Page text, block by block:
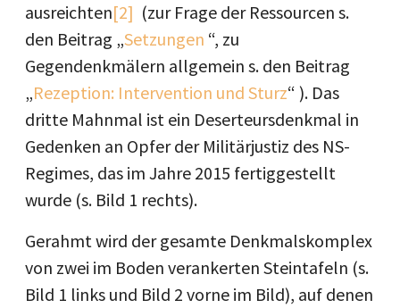
ausreichten[2] (zur Frage der Ressourcen s.
den Beitrag „Setzungen “, zu
Gegendenkmälern allgemein s. den Beitrag
„Rezeption: Intervention und Sturz“ ). Das
dritte Mahnmal ist ein Deserteursdenkmal in
Gedenken an Opfer der Militärjustiz des NS-
Regimes, das im Jahre 2015 fertiggestellt
wurde (s. Bild 1 rechts).
Gerahmt wird der gesamte Denkmalskomplex
von zwei im Boden verankerten Steintafeln (s.
Bild 1 links und Bild 2 vorne im Bild), auf denen